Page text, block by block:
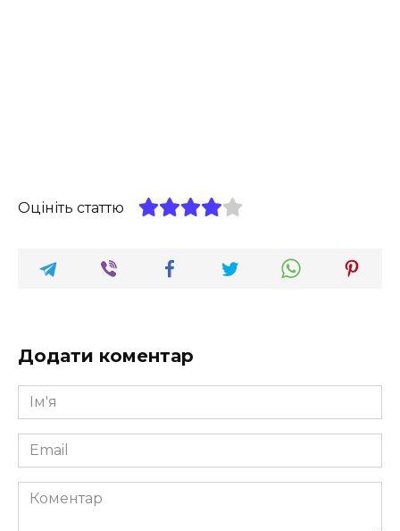
Оцініть статтю
Додати коментар
Ім'я
*
Email
*
Коментар